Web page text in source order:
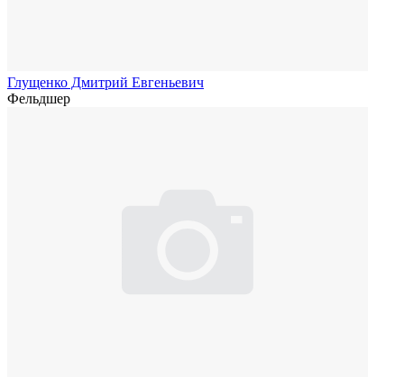
Глущенко Дмитрий Евгеньевич
Фельдшер